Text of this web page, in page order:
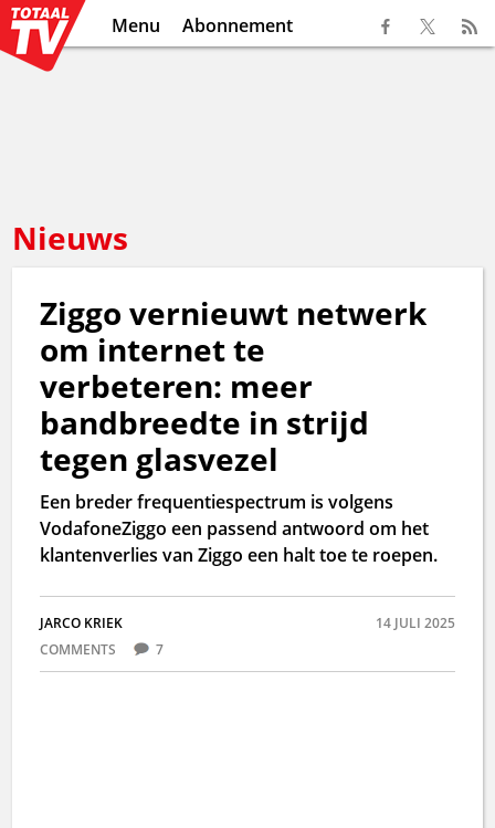
Menu Abonnement
Nieuws
Ziggo vernieuwt netwerk
om internet te
verbeteren: meer
bandbreedte in strijd
tegen glasvezel
Een breder frequentiespectrum is volgens
VodafoneZiggo een passend antwoord om het
klantenverlies van Ziggo een halt toe te roepen.
JARCO KRIEK
14 JULI 2025
COMMENTS
7